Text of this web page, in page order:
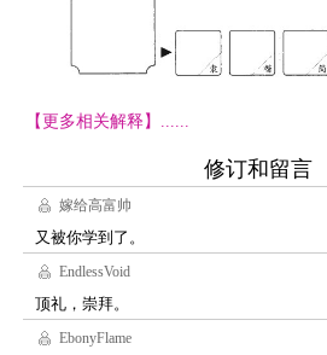
【更多相关解释】......